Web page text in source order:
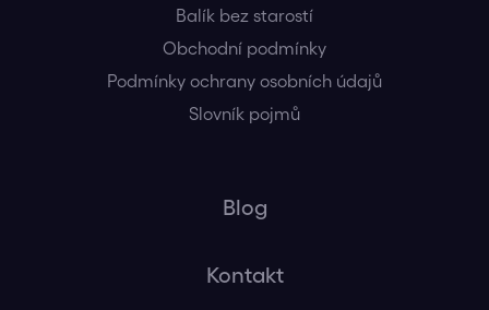
Balík bez starostí
Obchodní podmínky
Podmínky ochrany osobních údajů
Slovník pojmů
Blog
Kontakt